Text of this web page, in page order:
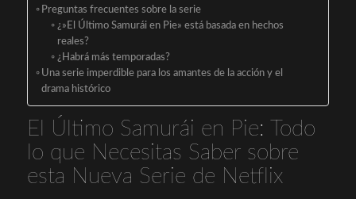
Preguntas frecuentes sobre la serie
¿»El Último Samurái en Pie» está basada en hechos
reales?
¿Habrá más temporadas?
Una serie imperdible para los amantes de la acción y el
drama histórico
El Último Samurái en Pie: Todo
lo que Necesitas Saber sobre
esta Nueva Serie de Netflix